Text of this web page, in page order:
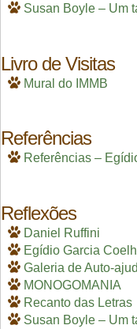
Susan Boyle – Um
Livro de Visitas
Mural do IMMB
Referências
Referências –
Reflexões
Daniel Ruffini
Egídio Garcia
Galeria de Auto-
MONOGOMANIA
Recanto das Letras
Susan Boyle – Um